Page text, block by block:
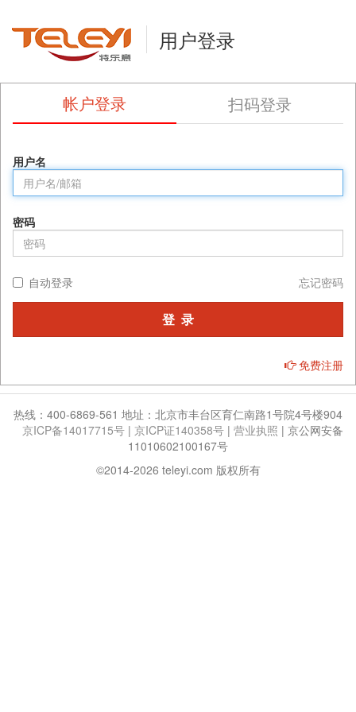
用户登录
帐户登录 扫码登录
用户名
密码
自动登录 忘记密码
登 录
免费注册
热线：400-6869-561 地址：北京市丰台区育仁南路1号院4号楼904
京ICP备14017715号 | 京ICP证140358号 | 营业执照 | 京公网安备
11010602100167号
©2014-2026 teleyi.com 版权所有